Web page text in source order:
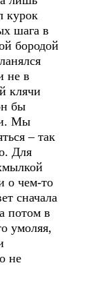
курок
шага в
бородой
не в
клячи
бы
Мы
– так
Для
о чем-то
сначала
потом в
умоляя,
не